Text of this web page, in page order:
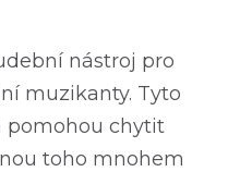
nástroj pro
muzikanty. Tyto
pomohou chytit
toho mnohem